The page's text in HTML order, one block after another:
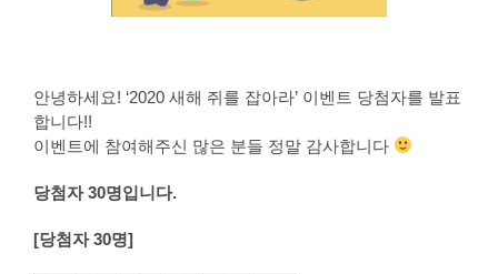
안녕하세요! ‘2020 새해 쥐를 잡아라’ 이벤트 당첨자를 발표
합니다!!
이벤트에 참여해주신 많은 분들 정말 감사합니다
당첨자 30명입니다.
[당첨자 30명]